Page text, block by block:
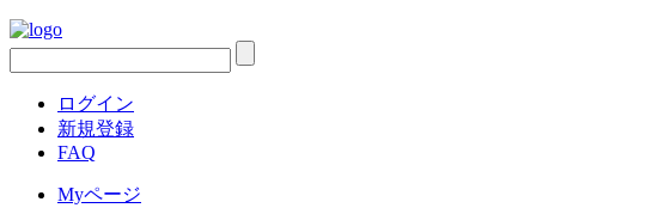
ログイン
新規登録
FAQ
Myページ